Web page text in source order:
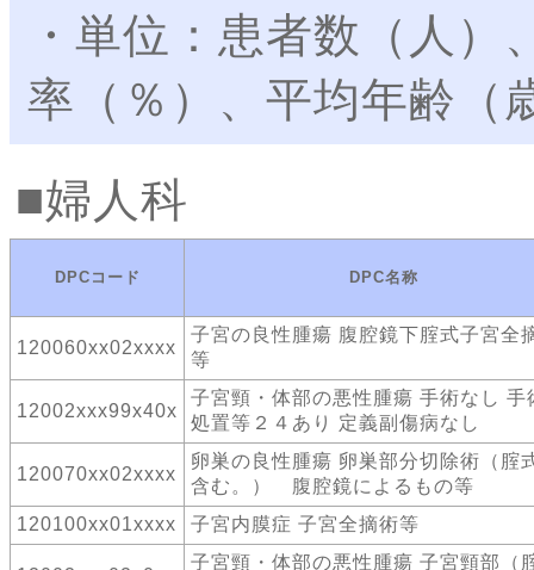
・単位：患者数（人
率（％）、平均年齢（
婦人科
DPCコード DPC名称
120060xx02xxxx
子宮の良性腫瘍 腹腔鏡下腟式子宮全
等
12002xxx99x40x
子宮頸・体部の悪性腫瘍 手術なし 手
処置等２４あり 定義副傷病なし
120070xx02xxxx
卵巣の良性腫瘍 卵巣部分切除術（腟
含む。） 腹腔鏡によるもの等
120100xx01xxxx
子宮内膜症 子宮全摘術等
子宮頸・体部の悪性腫瘍 子宮頸部（